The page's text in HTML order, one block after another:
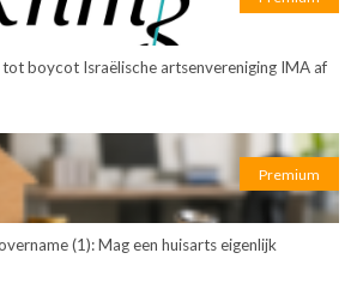
boycot Israëlische artsenvereniging IMA af
Premium
(1): Mag een huisarts eigenlijk